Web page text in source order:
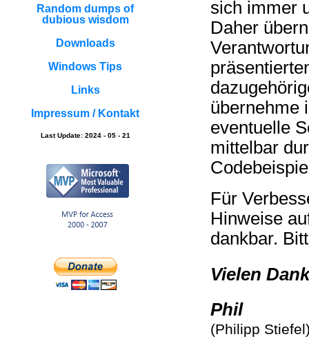
Random dumps of
dubious wisdom
Downloads
Windows Tips
Links
Impressum / Kontakt
Last Update: 2024 - 05 - 21
sich immer
Daher
übernehme
eventuelle
mittelbar
Für
Hinweise
dankbar.
Vielen
Phil
(Philipp